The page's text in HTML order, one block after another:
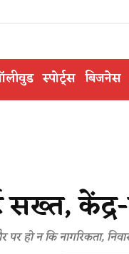
स्पोर्ट्स बिजनेस
केंद्र-
हो न कि नागरिकता,